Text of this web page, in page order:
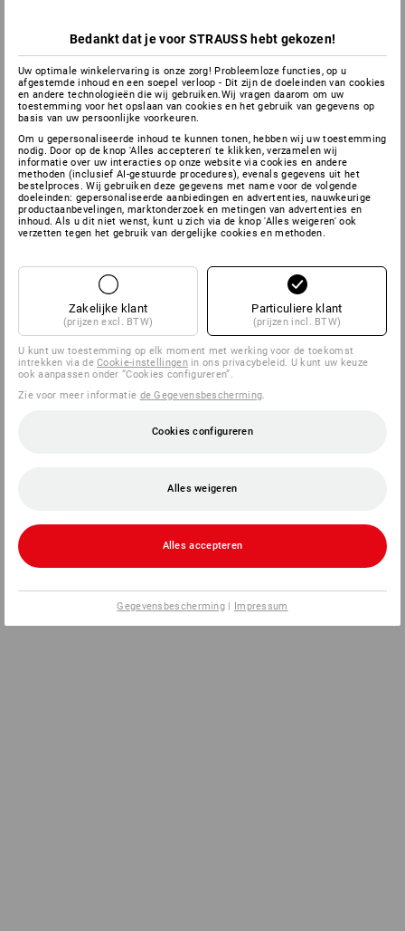
Bedankt dat je voor STRAUSS hebt gekozen!
Uw optimale winkelervaring is onze zorg! Probleemloze functies, op u
afgestemde inhoud en een soepel verloop - Dit zijn de doeleinden van cookies
en andere technologieën die wij gebruiken.Wij vragen daarom om uw
toestemming voor het opslaan van cookies en het gebruik van gegevens op
basis van uw persoonlijke voorkeuren.
Om u gepersonaliseerde inhoud te kunnen tonen, hebben wij uw toestemming
nodig. Door op de knop 'Alles accepteren' te klikken, verzamelen wij
informatie over uw interacties op onze website via cookies en andere
methoden (inclusief AI-gestuurde procedures), evenals gegevens uit het
bestelproces. Wij gebruiken deze gegevens met name voor de volgende
doeleinden: gepersonaliseerde aanbiedingen en advertenties, nauwkeurige
productaanbevelingen, marktonderzoek en metingen van advertenties en
inhoud. Als u dit niet wenst, kunt u zich via de knop 'Alles weigeren' ook
verzetten tegen het gebruik van dergelijke cookies en methoden.
Zakelijke klant
(prijzen excl. BTW)
Particuliere klant
(prijzen incl. BTW)
U kunt uw toestemming op elk moment met werking voor de toekomst
intrekken via deCookie-instellingenin ons privacybeleid. U kunt uw keuze
ook aanpassen onder “Cookies configureren”.
Zie voor meer informatie de Gegevensbescherming.
Cookies configureren
Alles weigeren
Alles accepteren
Gegevensbescherming | Impressum